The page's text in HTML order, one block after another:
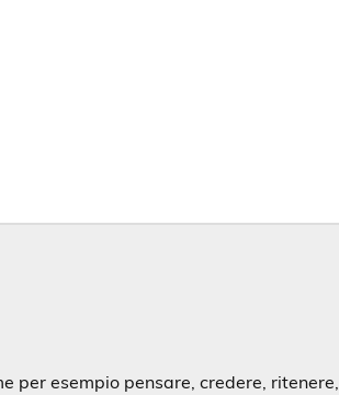
per esempio pensare, credere, ritenere,